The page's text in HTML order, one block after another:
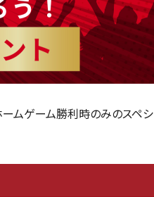
ームゲーム勝利時のみのスペシ